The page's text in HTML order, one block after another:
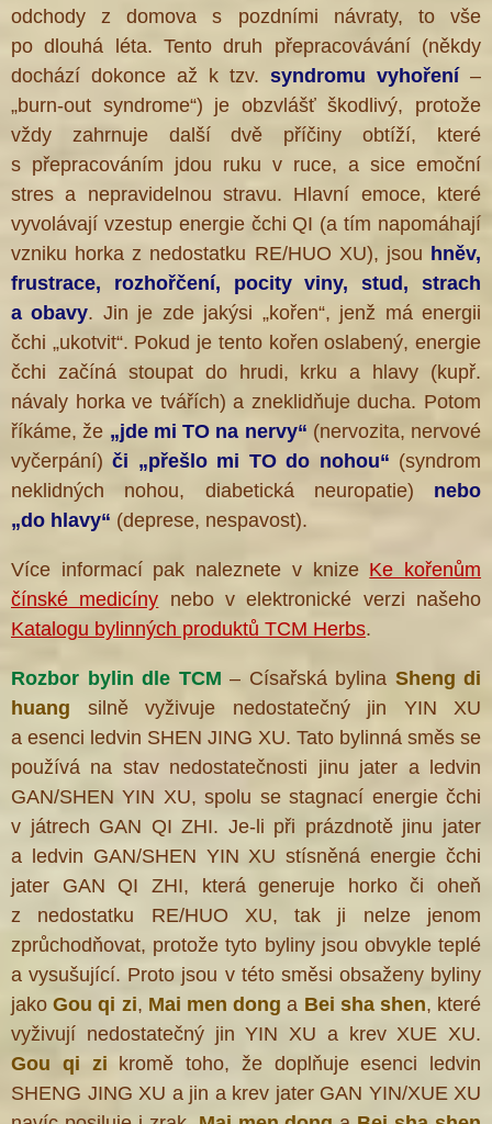
odchody z domova s pozdními návraty, to vše
po dlouhá léta. Tento druh přepracovávání (někdy
dochází dokonce až k tzv. syndromu vyhoření –
„burn-out syndrome“) je obzvlášť škodlivý, protože
vždy zahrnuje další dvě příčiny obtíží, které
s přepracováním jdou ruku v ruce, a sice emoční
stres a nepravidelnou stravu. Hlavní emoce, které
vyvolávají vzestup energie čchi QI (a tím napomáhají
vzniku horka z nedostatku RE/HUO XU), jsou hněv,
frustrace, rozhořčení, pocity viny, stud, strach
a obavy. Jin je zde jakýsi „kořen“, jenž má energii
čchi „ukotvit“. Pokud je tento kořen oslabený, energie
čchi začíná stoupat do hrudi, krku a hlavy (kupř.
návaly horka ve tvářích) a zneklidňuje ducha. Potom
říkáme, že „jde mi TO na nervy“ (nervozita, nervové
vyčerpání)či „přešlo mi TO do nohou“ (syndrom
neklidných nohou, diabetická neuropatie) nebo
„do hlavy“ (deprese, nespavost).
Více informací pak naleznete v knize Ke kořenům
čínské medicíny nebo v elektronické verzi našeho
Katalogu bylinných produktů TCM Herbs.
Rozbor bylin dle TCM – Císařská bylina Sheng di
huang
silně vyživuje nedostatečný jin YIN XU
a esenci ledvin SHEN JING XU. Tato bylinná směs se
používá na stav nedostatečnosti jinu jater a ledvin
GAN/SHEN YIN XU, spolu se stagnací energie čchi
v játrech GAN QI ZHI. Je-li při prázdnotě jinu jater
a ledvin GAN/SHEN YIN XU stísněná energie čchi
jater GAN QI ZHI, která generuje horko či oheň
z nedostatku RE/HUO XU, tak ji nelze jenom
zprůchodňovat, protože tyto byliny jsou obvykle teplé
a vysušující. Proto jsou v této směsi obsaženy byliny
jakoGou qi zi, Mai men dong a Bei sha shen, které
vyživují nedostatečný jin YIN XU a krev XUE XU.
Gou qi zi kromě toho, že doplňuje esenci ledvin
SHENG JING XU a jin a krev jater GAN YIN/XUE XU
®